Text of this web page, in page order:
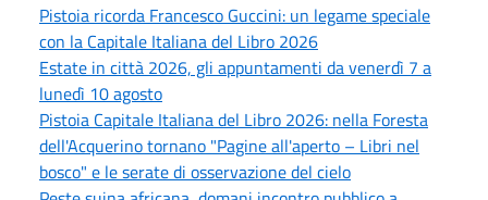
Pistoia ricorda Francesco Guccini: un legame speciale
con la Capitale Italiana del Libro 2026
Estate in città 2026, gli appuntamenti da venerdì 7 a
lunedì 10 agosto
Pistoia Capitale Italiana del Libro 2026: nella Foresta
dell'Acquerino tornano "Pagine all'aperto – Libri nel
bosco" e le serate di osservazione del cielo